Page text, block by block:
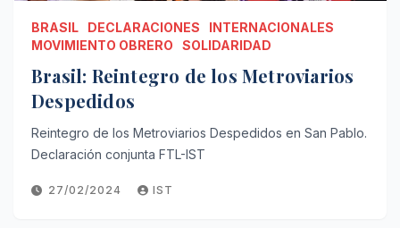
BRASIL DECLARACIONES
INTERNACIONALES
MOVIMIENTO OBRERO
SOLIDARIDAD
Brasil: Reintegro de los Metroviarios
Despedidos
Reintegro de los Metroviarios Despedidos en San Pablo.
Declaración conjunta FTL-IST
27/02/2024 IST